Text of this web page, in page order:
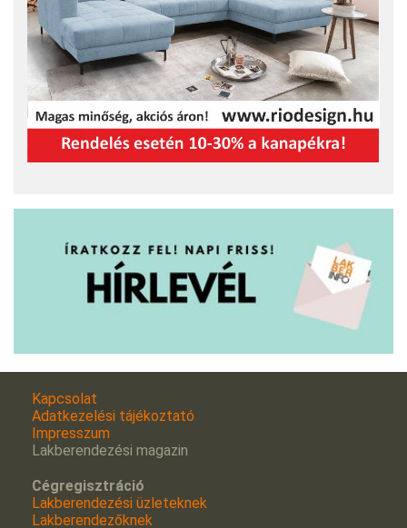
Kapcsolat
Adatkezelési tájékoztató
Impresszum
Lakberendezési magazin
Cégregisztráció
Lakberendezési üzleteknek
Lakberendezőknek